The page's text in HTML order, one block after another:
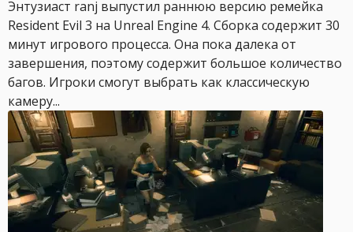
Энтузиаст ranj выпустил раннюю версию ремейка
Resident Evil 3 на Unreal Engine 4. Сборка содержит 30
минут игрового процесса. Она пока далека от
завершения, поэтому содержит большое количество
багов. Игроки смогут выбрать как классическую
камеру...